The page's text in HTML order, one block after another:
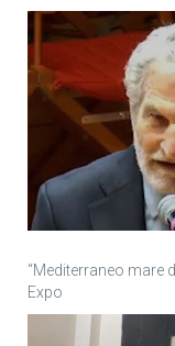
“Mediterraneo mare
Expo